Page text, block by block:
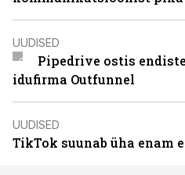
UUDISED
Pipedrive ostis
idufirma Outfunnel
UUDISED
TikTok suunab üha enam